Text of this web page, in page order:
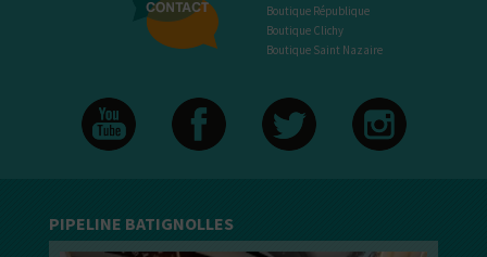
Boutique République
Boutique Clichy
Boutique Saint Nazaire
PIPELINE BATIGNOLLES